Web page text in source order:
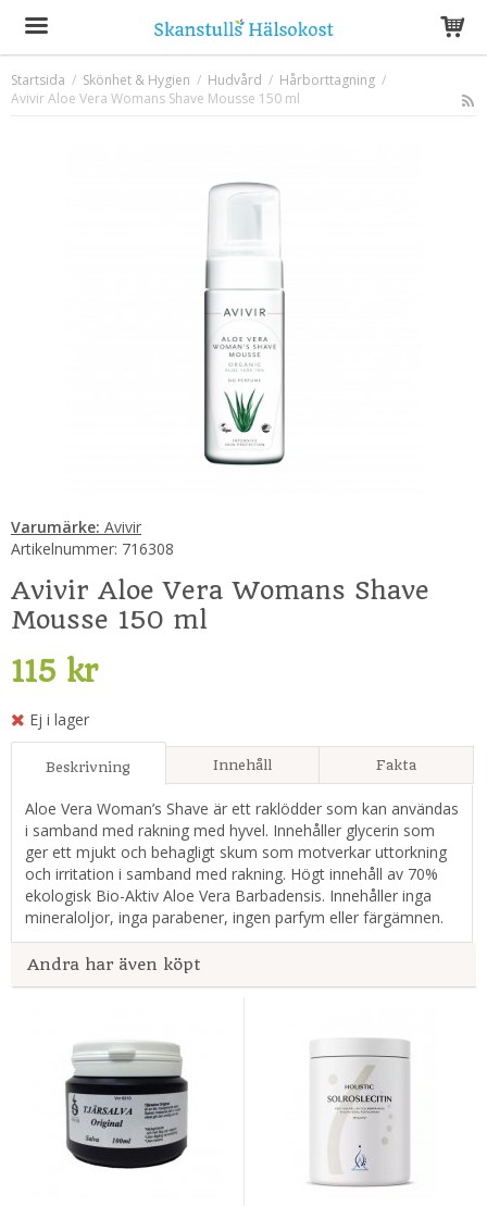
Produkten har blivit tillagd i varukorgen
Startsida / Skönhet & Hygien / Hudvård / Hårborttagning /
Avivir Aloe Vera Womans Shave Mousse 150 ml
Varumärke: Avivir
Artikelnummer: 716308
Avivir Aloe Vera Womans Shave
Mousse 150 ml
115 kr
Ej i lager
Beskrivning Innehåll Fakta
Aloe Vera Woman’s Shave är ett raklödder som kan användas
i samband med rakning med hyvel. Innehåller glycerin som
ger ett mjukt och behagligt skum som motverkar uttorkning
och irritation i samband med rakning. Högt innehåll av 70%
ekologisk Bio-Aktiv Aloe Vera Barbadensis. Innehåller inga
mineraloljor, inga parabener, ingen parfym eller färgämnen.
Andra har även köpt